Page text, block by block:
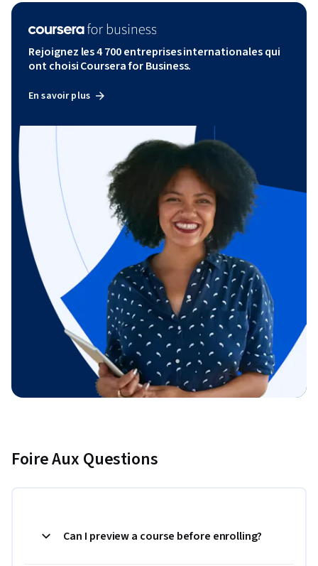
Rejoignez les 4 700 entreprises internationales qui
ont choisi Coursera for Business.
En savoir plus
Foire Aux Questions
Can I preview a course before enrolling?